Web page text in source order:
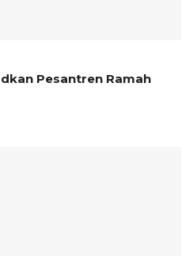
Pesantren Ramah